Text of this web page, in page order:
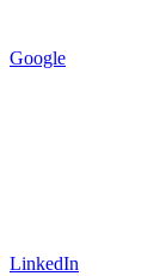
Google
LinkedIn